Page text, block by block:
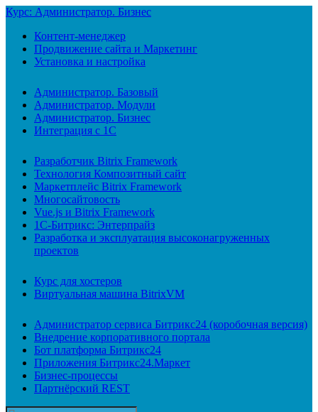
Курс: Администратор. Бизнес
Контент-менеджер
Продвижение сайта и Маркетинг
Установка и настройка
Администратор. Базовый
Администратор. Модули
Администратор. Бизнес
Интеграция с 1С
Разработчик Bitrix Framework
Технология Композитный сайт
Маркетплейс Bitrix Framework
Многосайтовость
Vue.js и Bitrix Framework
1С-Битрикс: Энтерпрайз
Разработка и эксплуатация высоконагруженных
проектов
Курс для хостеров
Виртуальная машина BitrixVM
Администратор сервиса Битрикс24 (коробочная версия)
Внедрение корпоративного портала
Бот платформа Битрикс24
Приложения Битрикс24.Маркет
Бизнес-процессы
Партнёрский REST